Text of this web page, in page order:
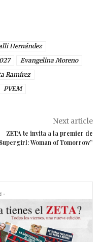
Hernández
Evangelina Moreno
Ramírez
PVEM
Next article
ZETA te invita a la premier de
Woman of Tomorrow”
-